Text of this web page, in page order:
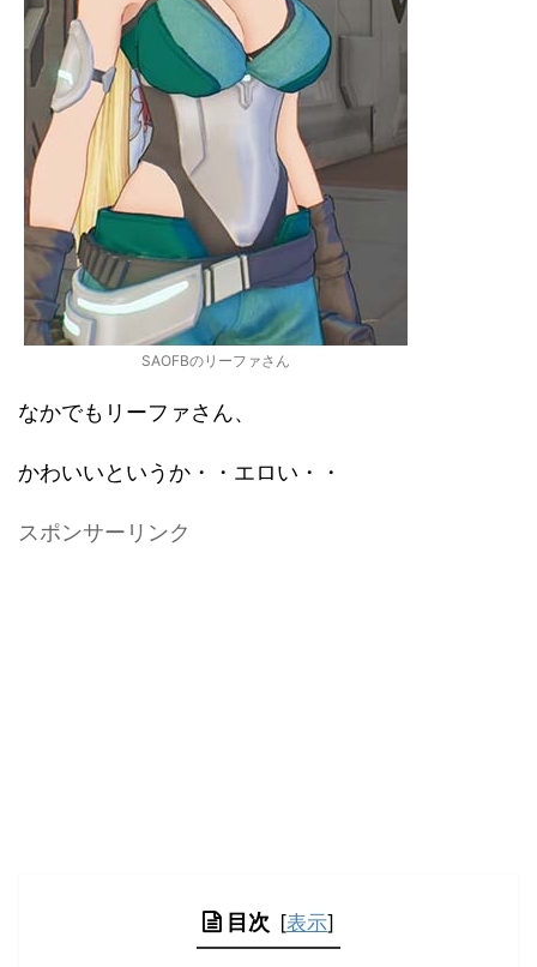
SAOFBのリーファさん
なかでもリーファさん、
かわいいというか・・エロい・・
スポンサーリンク
目次 [表示]